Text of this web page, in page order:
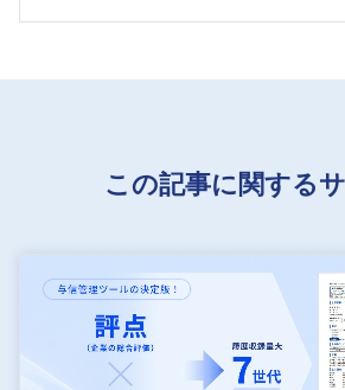
この記事に関する